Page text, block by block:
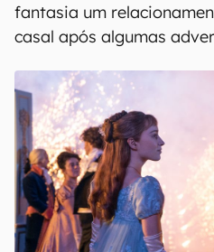
fantasia um
casal após algumas